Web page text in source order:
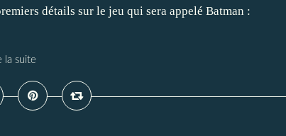
détails sur le jeu qui sera appelé Batman :
la suite